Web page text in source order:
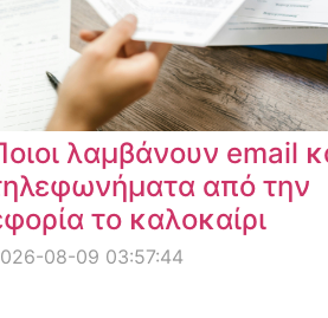
λαμβάνουν email
από την
το καλοκαίρι
08-09 03:57:44